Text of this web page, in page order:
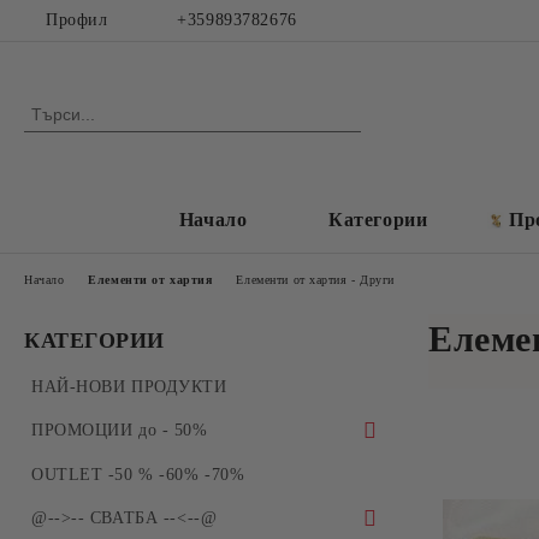
Профил +359893782676
Начало Категории
КАТЕГОРИИ
НАЙ-НОВИ ПРОДУКТИ
ПРОМОЦИИ до - 50%
ПРОМОЦИИ - Силиконови молдове и
OUTLET -50 % -60% -70%
@-->-- СВАТБА --<--@
Начало Елементи от хартия Елементи от хартия - Други